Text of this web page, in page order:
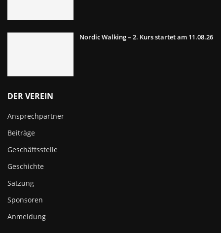
Nordic Walking – 2. Kurs startet am 11.08.26
DER VEREIN
Ansprechpartner
Beiträge
Geschäftsstelle
Geschichte
Satzung
Sponsoren
Anmeldung